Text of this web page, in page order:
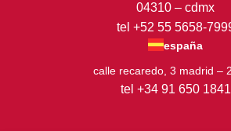
04310 – cdmx
tel +52 55 5658-
españa
calle recaredo, 3 madrid –
tel +34 91 650 1841